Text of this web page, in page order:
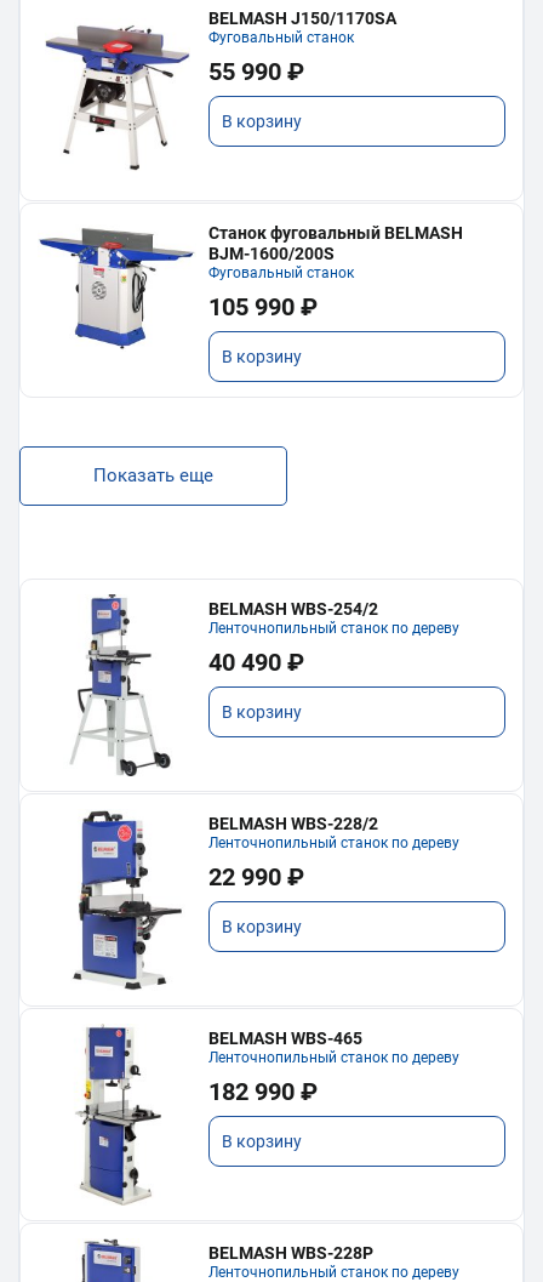
BELMASH J150/1170SA
Фуговальный станок
55 990 ₽
В корзину
Станок фуговальный BELMASH
BJM-1600/200S
Фуговальный станок
105 990 ₽
В корзину
Показать еще
BELMASH WBS-254/2
Ленточнопильный станок по дереву
40 490 ₽
В корзину
BELMASH WBS-228/2
Ленточнопильный станок по дереву
22 990 ₽
В корзину
BELMASH WBS-465
Ленточнопильный станок по дереву
182 990 ₽
В корзину
BELMASH WBS-228P
Ленточнопильный станок по дереву